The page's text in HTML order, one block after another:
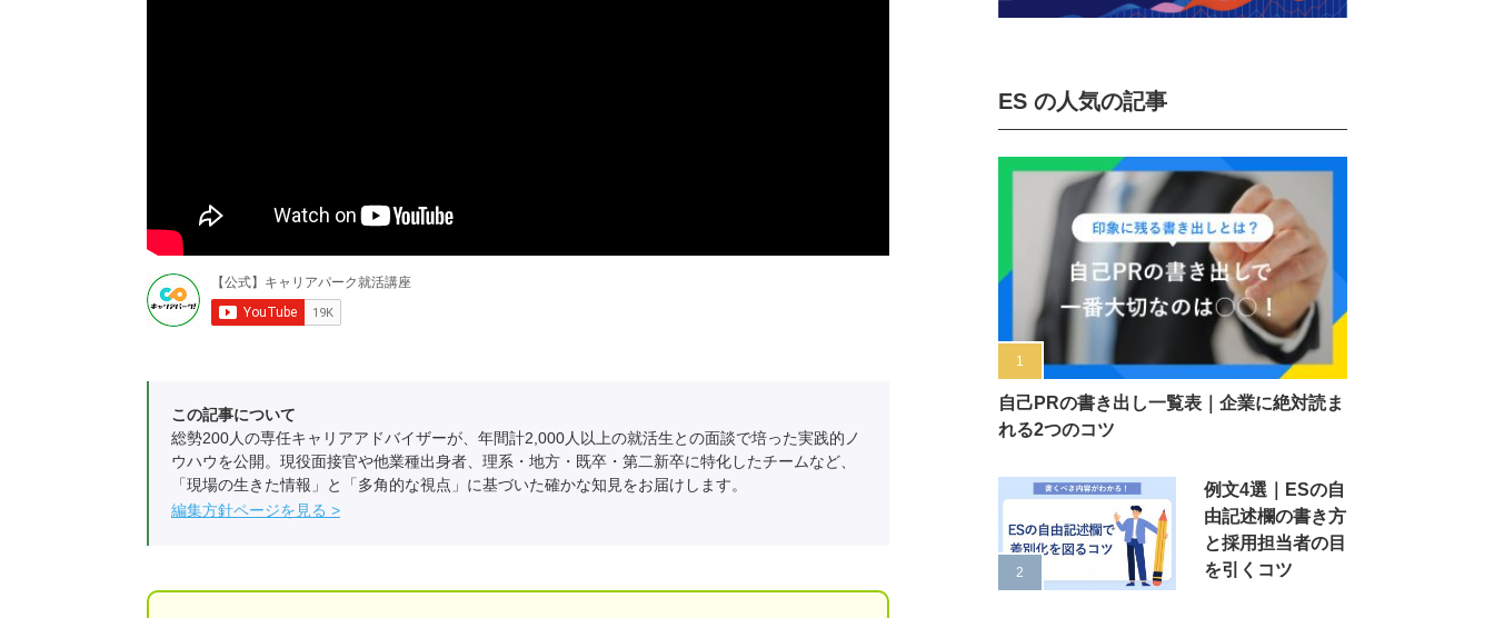
この記事について
総勢200人の専任キャリアアドバイザーが、年間計2,000人以上の就活生との面談で培った実践的ノ
ウハウを公開。現役面接官や他業種出身者、理系・地方・既卒・第二新卒に特化したチームなど、
「現場の生きた情報」と「多角的な視点」に基づいた確かな知見をお届けします。
編集方針ページを見る
ES の人気の記事
自己PRの書き出し一覧表｜企業に絶対読ま
れる2つのコツ
例文4選｜ESの自
由記述欄の書き方
と採用担当者の目
を引くコツ